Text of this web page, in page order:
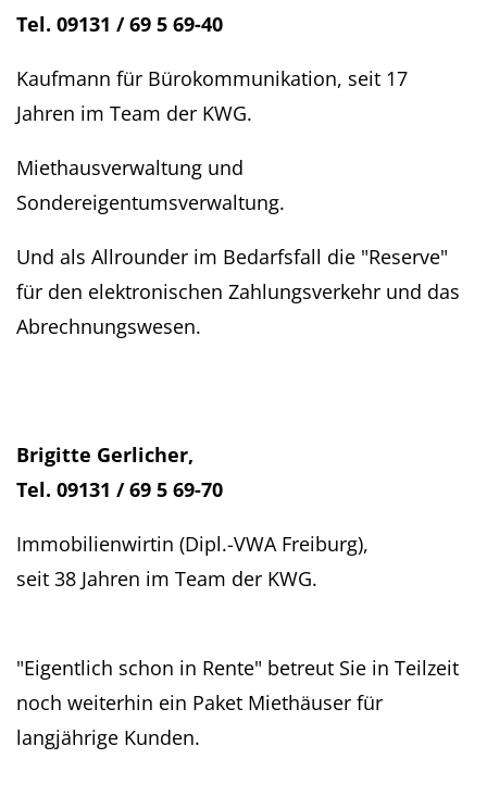
Tel. 09131 / 69 5 69-40
Kaufmann für Bürokommunikation, seit 17
Jahren im Team der KWG.
Miethausverwaltung und
Sondereigentumsverwaltung.
Und als Allrounder im Bedarfsfall die "Reserve"
für den elektronischen Zahlungsverkehr und das
Abrechnungswesen.
Brigitte Gerlicher,
Tel. 09131 / 69 5 69-70
Immobilienwirtin (Dipl.-VWA Freiburg),
seit 38 Jahren im Team der KWG.
"Eigentlich schon in Rente" betreut Sie in Teilzeit
noch weiterhin ein Paket Miethäuser für
langjährige Kunden.